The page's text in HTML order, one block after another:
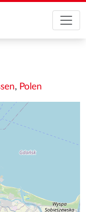
, Polen